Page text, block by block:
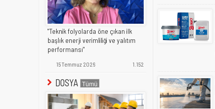
"Teknik folyolarda öne çıkan ilk
başlık enerji verimliliği ve yalıtım
performansı"
15 Temmuz 2026 1.152
DOSYA